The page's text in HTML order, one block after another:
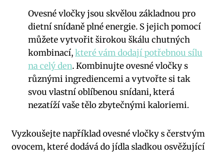
Ovesné vločky jsou skvělou základnou pro
dietní snídaně plné energie. S jejich pomocí
můžete vytvořit širokou škálu chutných
kombinací,které vám dodají potřebnou sílu
na celý den. Kombinujte ovesné vločky s
různými ingrediencemi a vytvořte si tak
svou vlastní oblíbenou snídani, která
nezatíží vaše tělo zbytečnými kaloriemi.
Vyzkoušejte například ovesné vločky s čerstvým
ovocem, které dodává do jídla sladkou osvěžující